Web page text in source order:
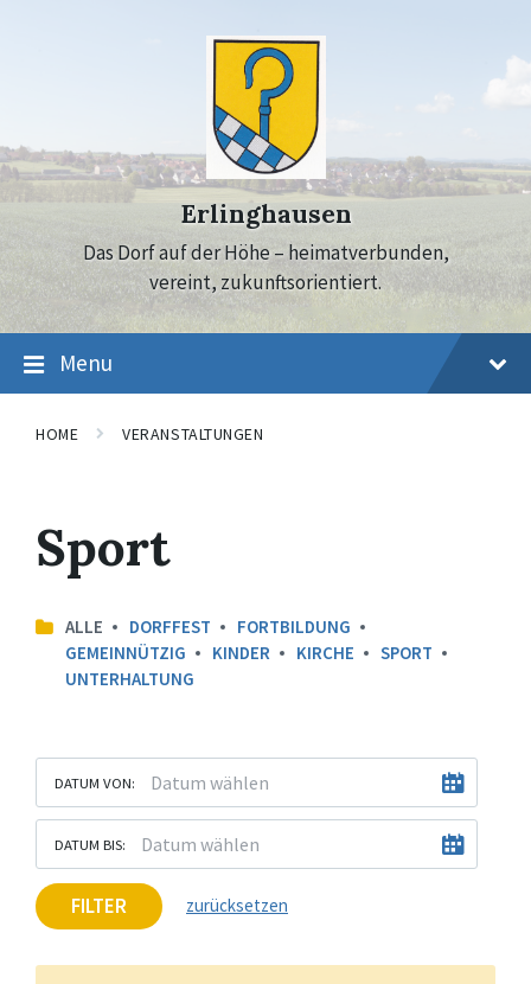
Erlinghausen
Das Dorf auf der Höhe – heimatverbunden,
vereint, zukunftsorientiert.
Menu
HOME VERANSTALTUNGEN
Sport
ALLE DORFFEST
FORTBILDUNG
GEMEINNÜTZIG
KINDER KIRCHE
SPORT
UNTERHALTUNG
DATUM VON:
DATUM BIS:
FILTER zurücksetzen